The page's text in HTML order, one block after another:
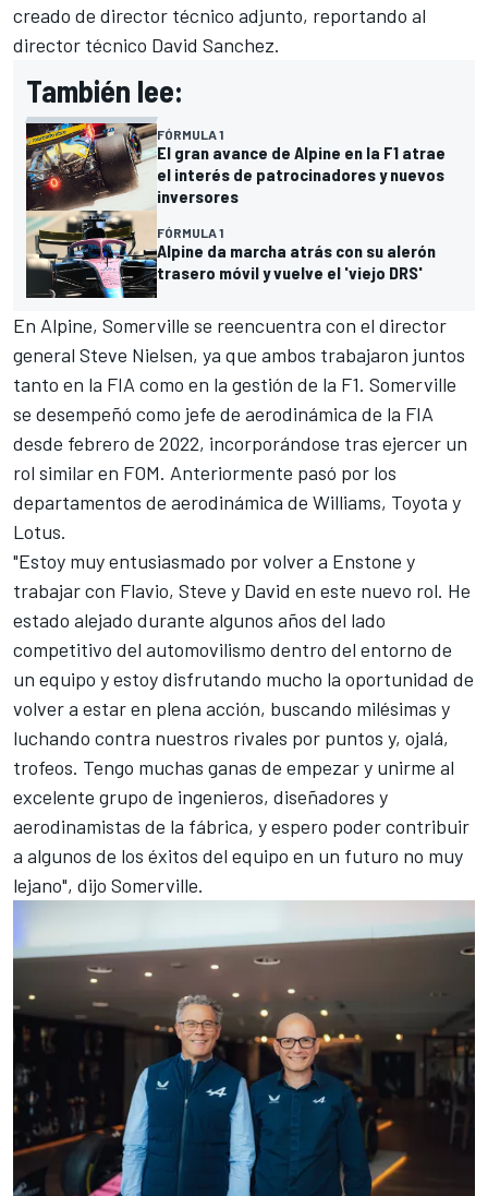
creado de director técnico adjunto, reportando al
director técnico David Sanchez.
También lee:
FÓRMULA 1
El gran avance de Alpine en la F1 atrae
el interés de patrocinadores y nuevos
inversores
FÓRMULA 1
Alpine da marcha atrás con su alerón
trasero móvil y vuelve el 'viejo DRS'
En Alpine, Somerville se reencuentra con el director
general Steve Nielsen, ya que ambos trabajaron juntos
tanto en la FIA como en la gestión de la F1. Somerville
se desempeñó como jefe de aerodinámica de la FIA
desde febrero de 2022, incorporándose tras ejercer un
rol similar en FOM. Anteriormente pasó por los
departamentos de aerodinámica de Williams, Toyota y
Lotus.
"Estoy muy entusiasmado por volver a Enstone y
trabajar con Flavio, Steve y David en este nuevo rol. He
estado alejado durante algunos años del lado
competitivo del automovilismo dentro del entorno de
un equipo y estoy disfrutando mucho la oportunidad de
volver a estar en plena acción, buscando milésimas y
luchando contra nuestros rivales por puntos y, ojalá,
trofeos. Tengo muchas ganas de empezar y unirme al
excelente grupo de ingenieros, diseñadores y
aerodinamistas de la fábrica, y espero poder contribuir
a algunos de los éxitos del equipo en un futuro no muy
lejano", dijo Somerville.